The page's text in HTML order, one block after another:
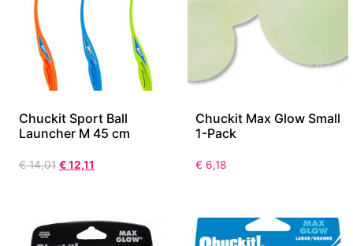
Chuckit Sport Ball
Launcher M 45 cm
€14,01 €12,11
Chuckit Max Glow Small
1-Pack
€ 6,18